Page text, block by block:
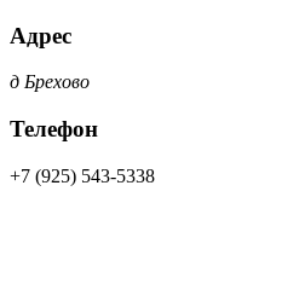
Адрес
д Брехово
Телефон
+7 (925) 543-5338